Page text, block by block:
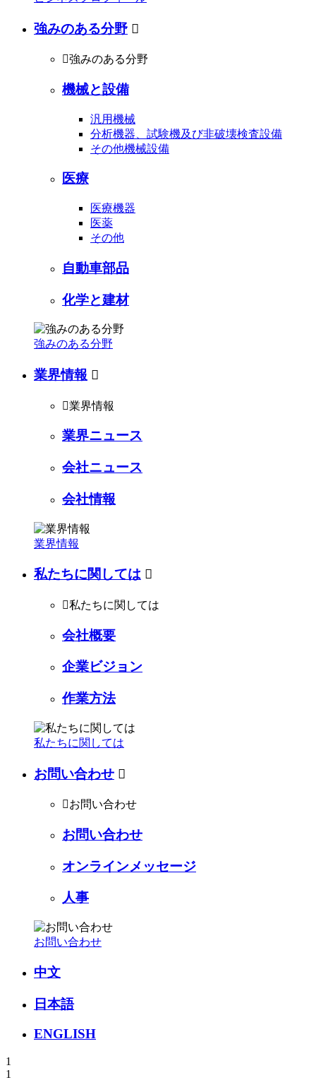
強みのある分野 
強みのある分野
機械と設備
汎用機械
分析機器、試験機及び非破壊検査設備
その他機械設備
医療
医療機器
医薬
その他
自動車部品
化学と建材
強みのある分野
業界情報 
業界情報
業界ニュース
会社ニュース
会社情報
業界情報
私たちに関しては 
私たちに関しては
会社概要
企業ビジョン
作業方法
私たちに関しては
お問い合わせ 
お問い合わせ
お問い合わせ
オンラインメッセージ
人事
お問い合わせ
中文
日本語
ENGLISH
1
1